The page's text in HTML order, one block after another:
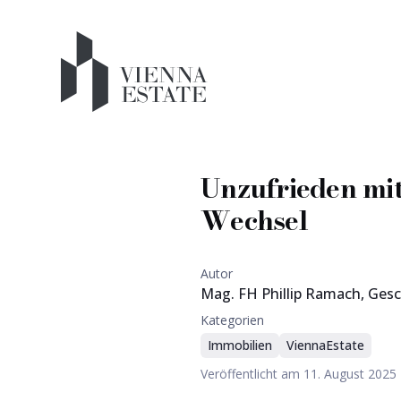
Unzufrieden
Wechsel
Autor
Mag. FH Phillip Ramach,
Kategorien
Immobilien
ViennaEstate
Veröffentlicht am 11. August 2025